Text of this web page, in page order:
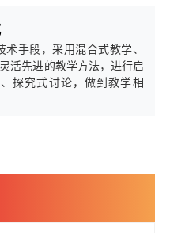
手段，采用混合式教学、
活先进的教学方法，进行启
探究式讨论，做到教学相